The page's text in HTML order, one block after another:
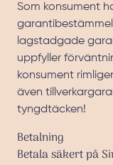
Som konsument
lagstadgade
uppfyller
konsument
även
tyngdtäcken!
Betalning
Betala säkert på